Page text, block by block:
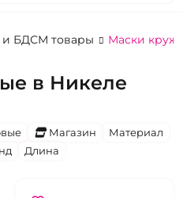
БДСМ товары Маски
в Никеле
Магазин
Материал
Длина